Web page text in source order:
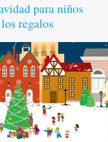
para niños
regalos